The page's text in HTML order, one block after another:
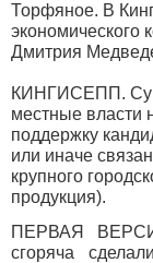
Торфяное. В
экономического
Дмитрия
КИНГИСЕПП.
местные власти
поддержку
или иначе
крупного
продукция).
ПЕРВАЯ
сгоряча